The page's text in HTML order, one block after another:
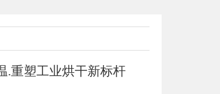
.重塑工业烘干新标杆